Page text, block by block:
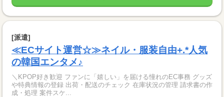
[派遣]
≪ECサイト運営☆≫ネイル・服装自由+.*人気
の韓国エンタメ♪
＼KPOP好き歓迎 ファンに「嬉しい」を届ける憧れのEC事務 グッズ
や特典情報の登録 出荷・配送のチェック 在庫状況の管理 請求書の作
成・処理 案件スケ...